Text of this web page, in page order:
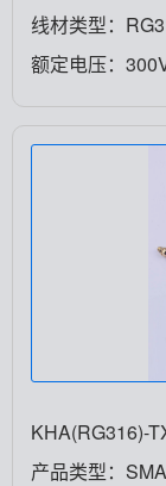
线材类型：
额定电压：
KHA(RG316)-
产品类型：